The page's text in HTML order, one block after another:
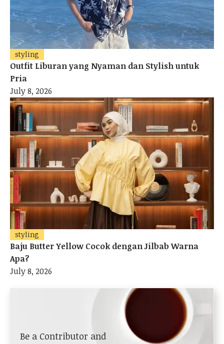
styling
Outfit Liburan yang Nyaman dan Stylish untuk
Pria
July 8, 2026
styling
Baju Butter Yellow Cocok dengan Jilbab Warna
Apa?
July 8, 2026
Be a Contributor and